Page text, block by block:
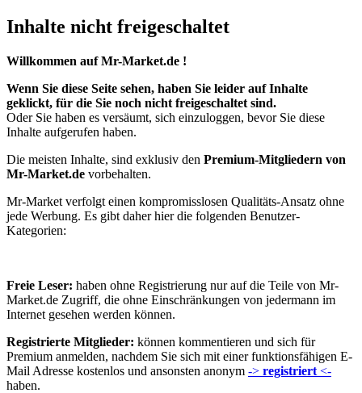
Inhalte nicht freigeschaltet
Willkommen auf Mr-Market.de !
Wenn Sie diese Seite sehen, haben Sie leider auf Inhalte
geklickt, für die Sie noch nicht freigeschaltet sind.
Oder Sie haben es versäumt, sich einzuloggen, bevor Sie diese
Inhalte aufgerufen haben.
Die meisten Inhalte, sind exklusiv den Premium-Mitgliedern von
Mr-Market.de vorbehalten.
Mr-Market verfolgt einen kompromisslosen Qualitäts-Ansatz ohne
jede Werbung. Es gibt daher hier die folgenden Benutzer-
Kategorien:
Freie Leser: haben ohne Registrierung nur auf die Teile von Mr-
Market.de Zugriff, die ohne Einschränkungen von jedermann im
Internet gesehen werden können.
Registrierte Mitglieder: können kommentieren und sich für
Premium anmelden, nachdem Sie sich mit einer funktionsfähigen E-
Mail Adresse kostenlos und ansonsten anonym -> registriert <-
haben.